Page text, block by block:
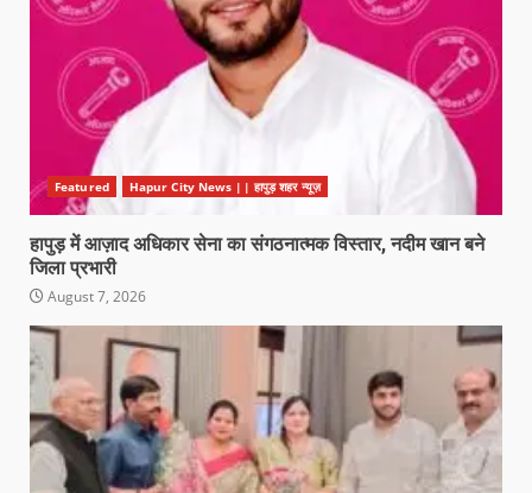
Featured Hapur City News || हापुड़ शहर न्यूज़
हापुड़ में आज़ाद अधिकार सेना का संगठनात्मक विस्तार, नदीम खान बने
जिला प्रभारी
August 7, 2026